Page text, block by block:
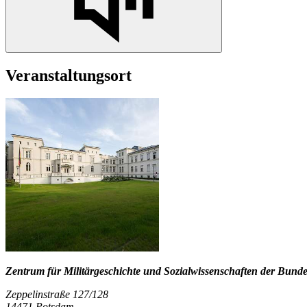
Veranstaltungsort
Zentrum für Militärgeschichte und Sozialwissenschaften der
Zeppelinstraße 127/128